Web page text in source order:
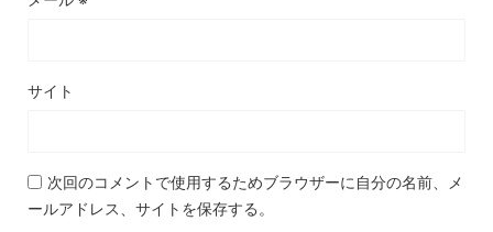
サイト
次回のコメントで使用するためブラウザーに自分の名前、メ
ールアドレス、サイトを保存する。